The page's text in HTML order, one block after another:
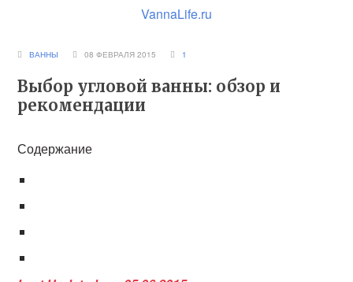
VannaLife.ru
ВАННЫ 08 ФЕВРАЛЯ 2015 1
Выбор угловой ванны: обзор и
рекомендации
Содержание